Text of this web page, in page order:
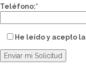
Teléfono:*
He leído y acepto la